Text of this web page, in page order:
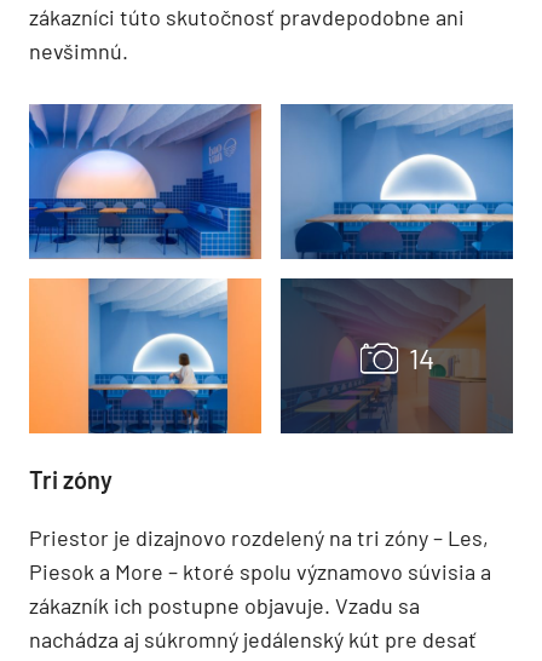
zákazníci túto skutočnosť pravdepodobne ani
nevšimnú.
Tri zóny
Priestor je dizajnovo rozdelený na tri zóny – Les,
Piesok a More – ktoré spolu významovo súvisia a
zákazník ich postupne objavuje. Vzadu sa
nachádza aj súkromný jedálenský kút pre desať